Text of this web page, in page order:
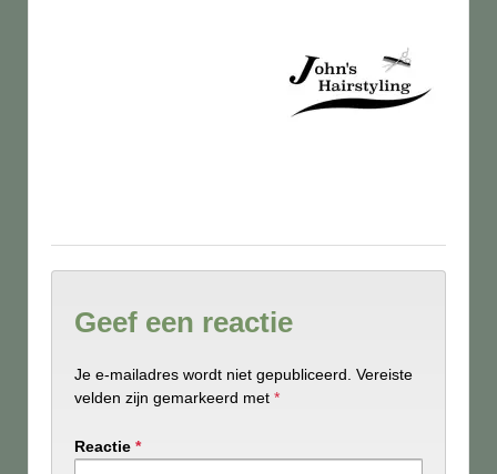
Geef een reactie
Je e-mailadres wordt niet gepubliceerd. Vereiste
velden zijn gemarkeerd met *
Reactie *